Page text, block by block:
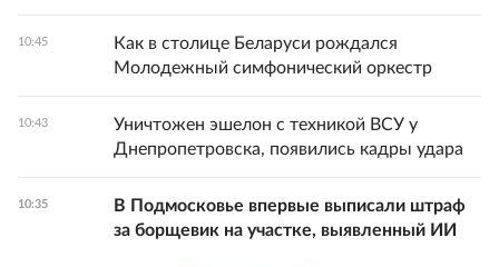
10:45
Как в столице Беларуси рождался
Молодежный симфонический оркестр
10:43
Уничтожен эшелон с техникой ВСУ у
Днепропетровска, появились кадры удара
10:35
В Подмосковье впервые выписали штраф
за борщевик на участке, выявленный ИИ